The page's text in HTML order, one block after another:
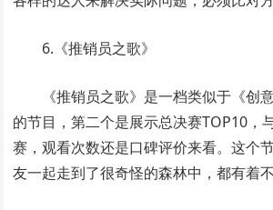
6.《推销员之歌》
《推销员之歌》是一档类似于《创
的节目，第二个是展示总决赛TOP10，
赛，观看次数还是口碑评价来看。这个
友一起走到了很奇怪的森林中，都有着不